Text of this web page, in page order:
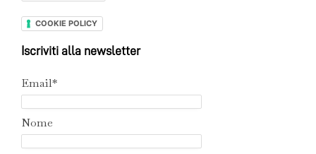
COOKIE POLICY
Iscriviti alla newsletter
Email*
Nome